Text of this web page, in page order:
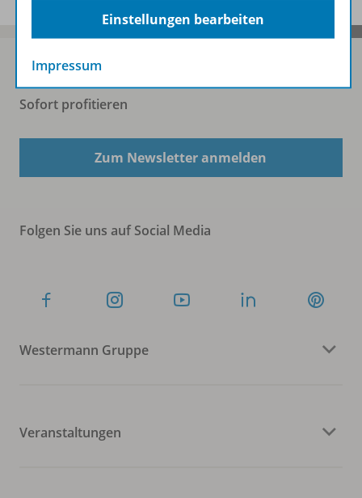
Sofort profitieren
Zum Newsletter anmelden
Folgen Sie uns auf Social Media
Westermann Gruppe
Veranstaltungen
Einstellungen bearbeiten
Impressum